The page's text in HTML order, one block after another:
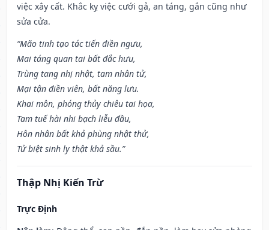
việc xây cất. Khắc kỵ việc cưới gả, an táng, gắn cũng như
sửa cửa.
“Mão tinh tạo tác tiến điền ngưu,
Mai táng quan tai bất đắc hưu,
Trùng tang nhị nhật, tam nhân tử,
Mại tận điền viên, bất năng lưu.
Khai môn, phóng thủy chiêu tai họa,
Tam tuế hài nhi bạch liễu đầu,
Hôn nhân bất khả phùng nhật thử,
Tử biệt sinh ly thật khả sầu.”
Thập Nhị Kiến Trừ
Trực Định